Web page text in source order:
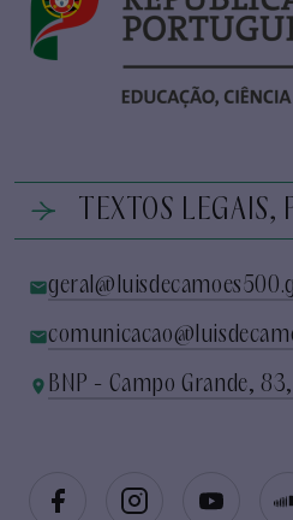
TEXTOS
BNP - Campo Grande,